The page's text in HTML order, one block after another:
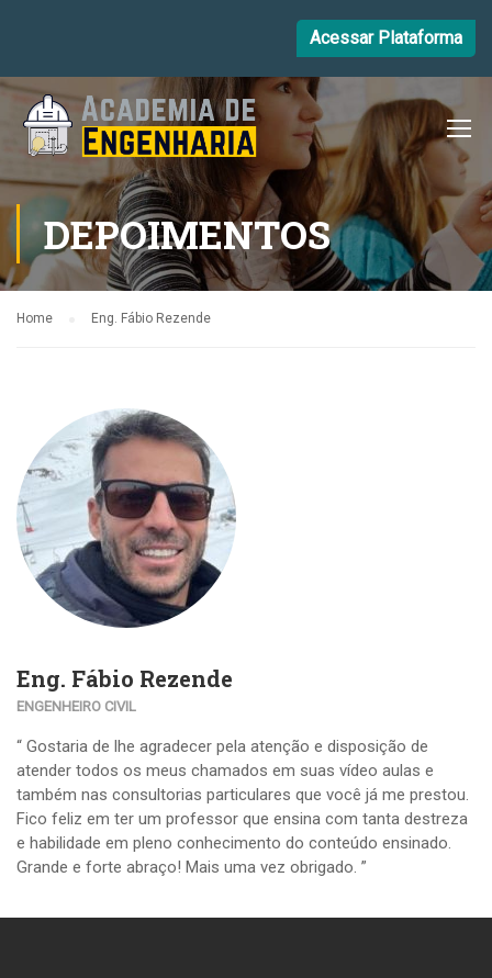
Acessar Plataforma
DEPOIMENTOS
Home Eng. Fábio Rezende
Eng. Fábio Rezende
ENGENHEIRO CIVIL
“ Gostaria de lhe agradecer pela atenção e disposição de
atender todos os meus chamados em suas vídeo aulas e
também nas consultorias particulares que você já me prestou.
Fico feliz em ter um professor que ensina com tanta destreza
e habilidade em pleno conhecimento do conteúdo ensinado.
Grande e forte abraço! Mais uma vez obrigado. ”